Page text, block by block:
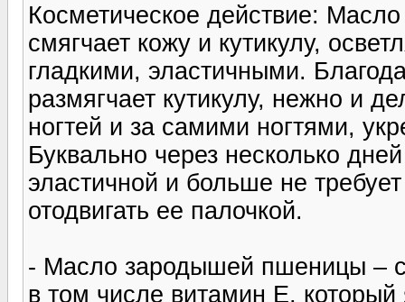
Косметическое действие:
смягчает кожу и кутикулу,
гладкими, эластичными.
размягчает кутикулу, нежно и
ногтей и за самими ногтями,
Буквально через несколько
эластичной и больше не
отодвигать ее палочкой.
- Масло зародышей пшеницы –
в том числе витамин Е, который